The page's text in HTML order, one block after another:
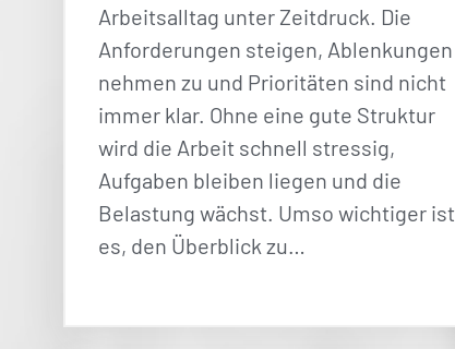
Arbeitsalltag unter Zeitdruck. Die
Anforderungen steigen, Ablenkungen
nehmen zu und Prioritäten sind nicht
immer klar. Ohne eine gute Struktur
wird die Arbeit schnell stressig,
Aufgaben bleiben liegen und die
Belastung wächst. Umso wichtiger ist
es, den Überblick zu…